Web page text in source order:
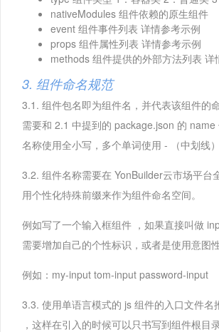
nativeModules 组件依赖的原生组件
event 组件事件列表 详情参考示例
props 组件属性列表 详情参考示例
methods 组件提供的外部方法列表 详
3. 组件命名规范
3.1. 组件包名即为组件名，并代表该组件的
需要和 2.1 中提到的 package.json 的
名称使用全小写，多个单词使用 - （中划线）
3.2. 组件名称需要在 YonBuilder云市场平台
用个性化特殊前缀来作为组件命名空间。
例如写了一个输入框组件 ，如果直接叫做
需要增加自己的个性标识，或者是使用意图
例如：my-input tom-input password-input
3.3. 使用单语言模式的 js 组件的入口文件名
，这样在引入的时候可以只书写到组件根目录